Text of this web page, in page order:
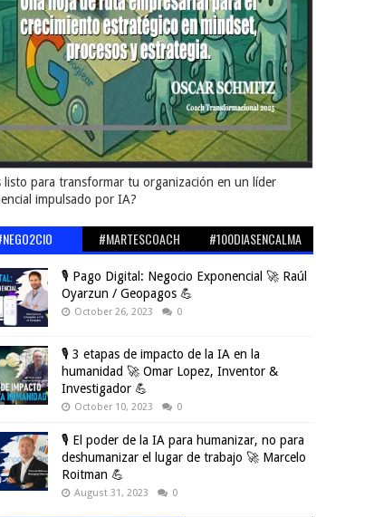
listo para transformar tu organización en un líder
impulsado por IA?
#MARTESCOACH #100DIASENCALMA
🎙️ Pago Digital: Negocio Exponencial 🚀 Raúl
Oyarzun / Geopagos 💪
October 26, 2023 0
🎙️ 3 etapas de impacto de la IA en la
humanidad 🚀 Omar Lopez, Inventor &
Investigador 💪
October 10, 2023 0
🎙️ El poder de la IA para humanizar, no para
deshumanizar el lugar de trabajo 🚀 Marcelo
Roitman 💪
August 31, 2023 0